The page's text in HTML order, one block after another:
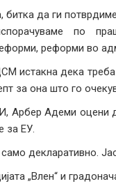
битка да ги
по
реформи во
истакна дека треба
за она што го
Арбер Адеми оцени
за ЕУ.
декларативно.
„Влен“ и